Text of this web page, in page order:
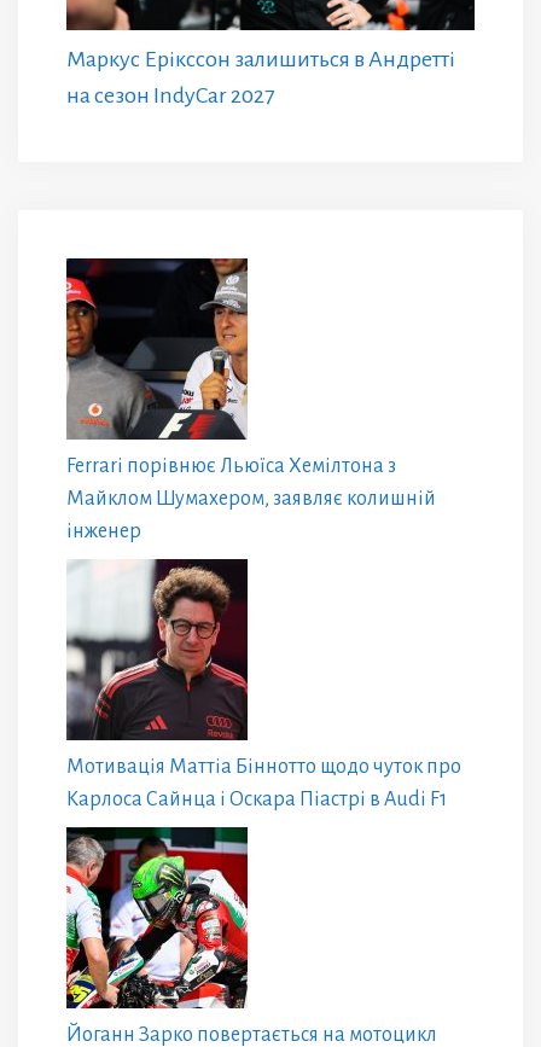
Маркус Ерікссон залишиться в Андретті
на сезон IndyCar 2027
Ferrari порівнює Льюїса Хемілтона з
Майклом Шумахером, заявляє колишній
інженер
Мотивація Маттіа Біннотто щодо чуток про
Карлоса Сайнца і Оскара Піастрі в Audi F1
Йоганн Зарко повертається на мотоцикл